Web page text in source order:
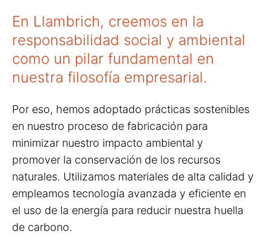
En Llambrich, creemos en la
responsabilidad social y ambiental
como un pilar fundamental en
nuestra filosofía empresarial.
Por eso, hemos adoptado prácticas sostenibles
en nuestro proceso de fabricación para
minimizar nuestro impacto ambiental y
promover la conservación de los recursos
naturales. Utilizamos materiales de alta calidad y
empleamos tecnología avanzada y eficiente en
el uso de la energía para reducir nuestra huella
de carbono.